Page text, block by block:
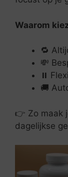
Waarom
🔁
💸
⏸️
🚚
👉 Zo maak
dagelijkse